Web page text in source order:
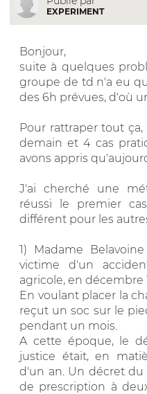
EXPERIMENT
Bonjour,
suite à quelques
groupe de td n'a eu
des 6h prévues, d'où
Pour rattraper tout
demain et 4 cas
avons appris
J'ai cherché une
réussi le premier
différent pour les
1) Madame
victime d'un
agricole, en décembre
En voulant placer la
reçut un soc sur le
pendant un mois.
A cette époque, le
justice était, en
d'un an. Un décret du
de prescription à